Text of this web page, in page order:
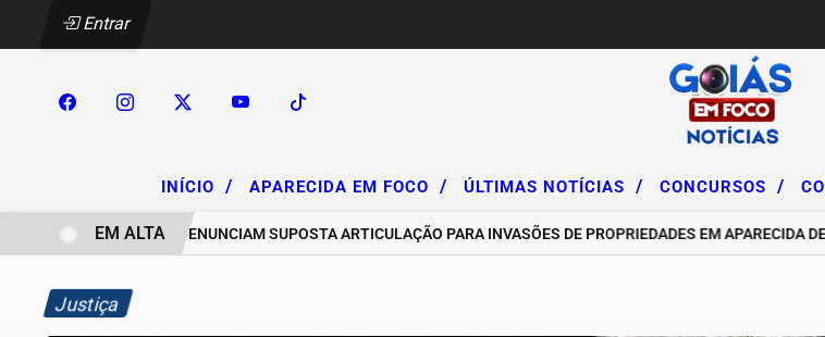
Entrar
INÍCIO / APARECIDA EM FOCO / ÚLTIMAS NOTÍCIAS / CONCURSOS /
CHACAREIROS DENUNCIAM SUPOSTA ARTICULAÇÃO PARA INVASÕES DE PROPRIEDADES EM APARECIDA DE
EM ALTA
Justiça